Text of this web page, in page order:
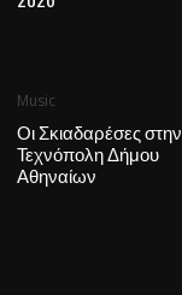
Music
Οι Σκιαδαρέσες στην
Τεχνόπολη Δήμου
Αθηναίων